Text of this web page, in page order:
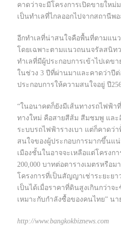
คาดว่าจะมีโครงการเปิดขายให
เป็นทำเลที่ไกลออกไปจากสถานีพ
อีกทำเลที่น่าสนใจคือพื้นที่ตามแน
โดยเฉพาะตามแนวถนนจรัลสนิท
ทำเลที่มีผู้ประกอบการเข้าไปเดข
ในช่วง 3 ปีที่ผ่านมาและคาดว่าปีต่
ประกอบการให้ความสนใจอยู่ ปี
“ในอนาคตก็ยังมีเส้นทางรถไฟฟ้า
ทางใหม่ คือสายสีส้ม สีมชมพู และ
ระบบรถไฟฟ้ารางเบา แต่ก็คาดว่
สนใจของผู้ประกอบการมากขึ้น
เมืองชั้นในอาจจะเหลือแต่โครงก
200,000 บาทต่อตารางเมตรหรือม
โครงการที่เป็นสัญญาเช่าระยะย
เป็นได้เมื่อราคาที่ดินสูงเกินกว่าจ
เหมาะกับกำลังซื้อของคนไทย” น
http://www.bangkokbiznews.com